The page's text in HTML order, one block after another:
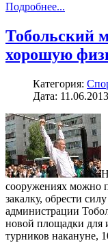
Подробнее...
Тобольский
хорошую
Категория:
Дата: 11.06.2013
сооружениях можно
закалку, обрести
администрации
новой площадки для
турников накануне,